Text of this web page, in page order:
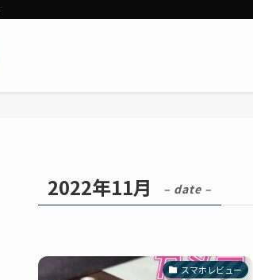
2022年11月 – date –
スマホレビュー